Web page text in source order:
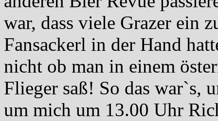
war, dass viele Grazer ein
Fansackerl in der Hand
nicht ob man in einem
Flieger saß! So das war`s,
um mich um 13.00 Uhr